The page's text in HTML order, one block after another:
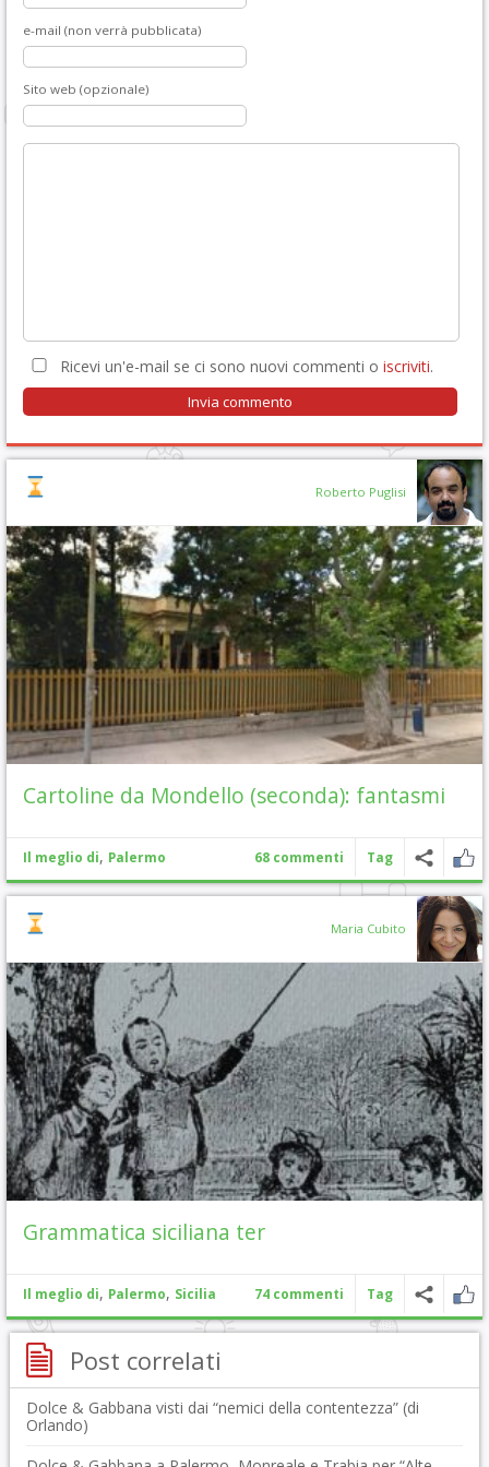
e-mail (non verrà pubblicata)
Sito web (opzionale)
Ricevi un'e-mail se ci sono nuovi commenti o iscriviti.
Roberto Puglisi
Cartoline da Mondello (seconda): fantasmi
Il meglio di, Palermo 68 commenti Tag
Maria Cubito
Grammatica siciliana ter
Il meglio di, Palermo, Sicilia 74 commenti Tag
Post correlati
Dolce & Gabbana visti dai “nemici della contentezza” (di
Orlando)